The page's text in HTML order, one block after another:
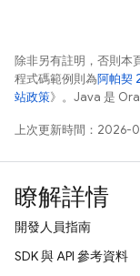
除非另有註明，否則本
程式碼範例則為阿帕契
站政策》。Java 是
上次更新時間：2026-
瞭解詳情
開發人員指南
SDK 與 API 參考資料